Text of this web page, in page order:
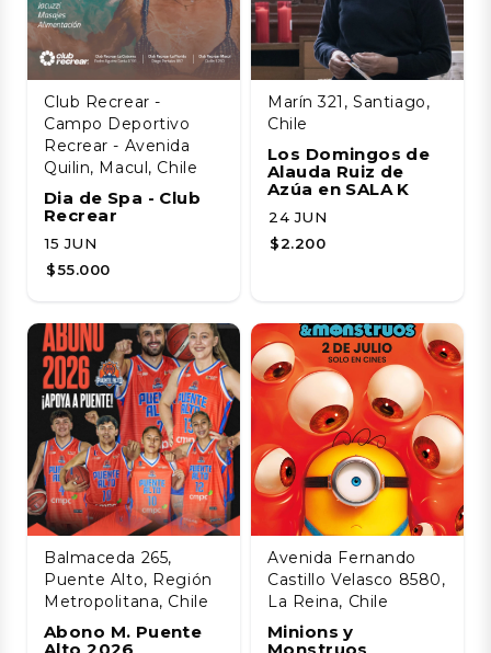
Club Recrear -
Campo Deportivo
Recrear - Avenida
Quilin, Macul, Chile
Dia de Spa - Club
Recrear
15 JUN
$55.000
Marín 321, Santiago,
Chile
Los Domingos de
Alauda Ruiz de
Azúa en SALA K
24 JUN
$2.200
Balmaceda 265,
Puente Alto, Región
Metropolitana, Chile
Abono M. Puente
Alto 2026
Avenida Fernando
Castillo Velasco 8580,
La Reina, Chile
Minions y
Monstruos